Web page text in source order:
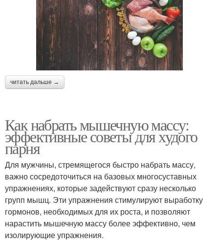
читать дальше →
Как набрать мышечную массу:
эффективные советы для худого
парня
Для мужчины, стремящегося быстро набрать массу,
важно сосредоточиться на базовых многосуставных
упражнениях, которые задействуют сразу несколько
групп мышц. Эти упражнения стимулируют выработку
гормонов, необходимых для их роста, и позволяют
нарастить мышечную массу более эффективно, чем
изолирующие упражнения.